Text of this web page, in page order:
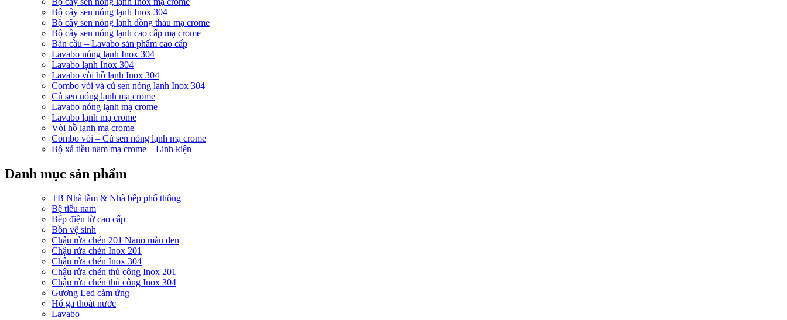
Bộ cây sen nóng lạnh Inox 304
Bộ cây sen nóng lạnh đồng thau mạ crome
Bộ cây sen nóng lạnh cao cấp mạ crome
Bàn cầu – Lavabo sản phẩm cao cấp
Lavabo nóng lạnh Inox 304
Lavabo lạnh Inox 304
Lavabo vòi hồ lạnh Inox 304
Combo vòi và củ sen nóng lạnh Inox 304
Củ sen nóng lạnh mạ crome
Lavabo nóng lạnh mạ crome
Lavabo lạnh mạ crome
Vòi hồ lạnh mạ crome
Combo vòi – Củ sen nóng lạnh mạ crome
Bộ xả tiều nam mạ crome – Linh kiện
Danh mục sản phẩm
TB Nhà tắm & Nhà bếp phổ thông
Bệ tiểu nam
Bếp điện từ cao cấp
Bồn vệ sinh
Chậu rửa chén 201 Nano màu đen
Chậu rửa chén Inox 201
Chậu rửa chén Inox 304
Chậu rửa chén thủ công Inox 201
Chậu rửa chén thủ công Inox 304
Gương Led cảm ứng
Hố ga thoát nước
Lavabo